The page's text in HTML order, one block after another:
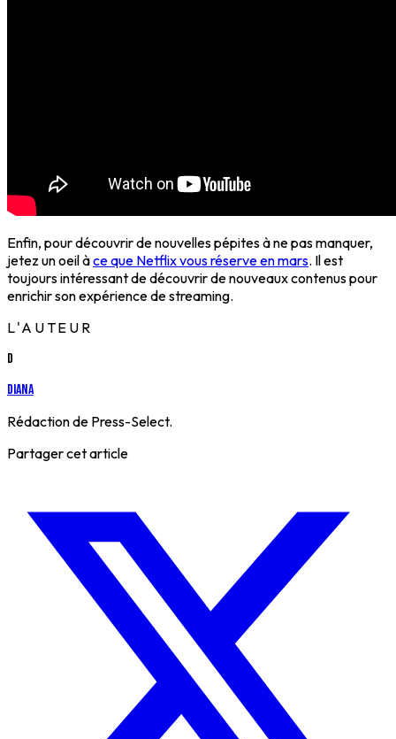
Enfin, pour découvrir de nouvelles pépites à ne pas manquer,
jetez un oeil àce que Netflix vous réserve en mars. Il est
toujours intéressant de découvrir de nouveaux contenus pour
enrichir son expérience de streaming.
L'AUTEUR
D
Diana
Rédaction de Press-Select.
Partager cet article